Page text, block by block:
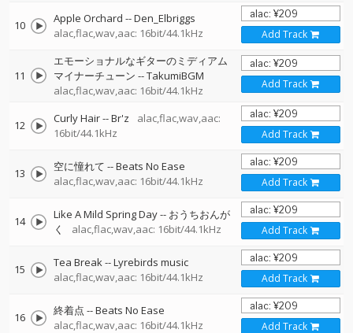
10 Apple Orchard --Den_Elbriggs
alac,flac,wav,aac: 16bit/44.1kHz
Add Track
11
エモーショナルなギターのミディアム
マイナーチューン --TakumiBGM
alac,flac,wav,aac: 16bit/44.1kHz
Add Track
12 Curly Hair--Br'z
alac,flac,wav,aac:
16bit/44.1kHz
Add Track
13 空に憧れて --Beats No Ease
alac,flac,wav,aac: 16bit/44.1kHz
Add Track
14 Like A Mild Spring Day-- おうちおんが
く
alac,flac,wav,aac: 16bit/44.1kHz Add Track
15 Tea Break--Lyrebirds music
alac,flac,wav,aac: 16bit/44.1kHz
Add Track
16 終着点 --Beats No Ease
alac,flac,wav,aac: 16bit/44.1kHz
Add Track